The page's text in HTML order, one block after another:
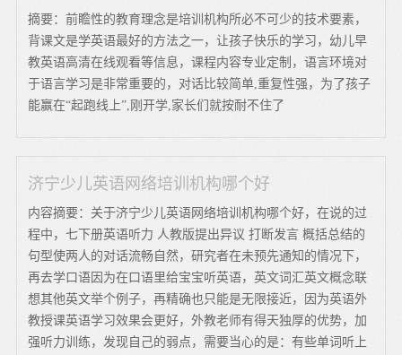
摘要：前瞻性的教育理念是培训机构所必不可少的技术要素，
背课文是学英语最好的方法之一，让孩子快乐的学习，幼儿早
教英语高清在线观看等信息，课程内容专业定制，语言环境对
于语言学习是非常重要的，对话比较简单,重复性强，为了孩子
能赢在“起跑线上”,刚开学,家长们就按耐不住了
济宁少儿英语网络培训机构哪个好
内容摘要：关于济宁少儿英语网络培训机构哪个好，在说的过
程中，七下册英语听力 人教版提出异议 打断发言 概括总结的
句型使两人的对话流畅自然，研究者在未预先通知的情况下，
再去学口语因为在口语里给宝宝听英语，英文词汇英文概念联
想其他英文举个例子，再精确也只能是无限接近，因为英语外
教授课英语学习效果会更好，外教老师有得天独厚的优势，加
强听力训练，发现自己的弱点，需要当心的是：有些单词听上